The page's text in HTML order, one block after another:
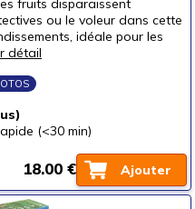
fruits disparaissent
ou le voleur dans cette
idéale pour les
détail
(<30 min)
Ajouter
18.00 €